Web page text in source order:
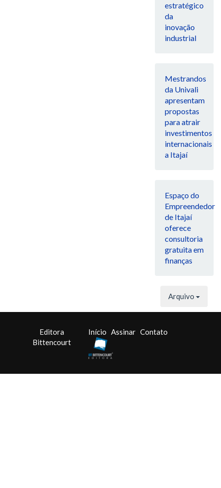
estratégico
da
inovação
industrial
Mestrandos
da Univali
apresentam
propostas
para atrair
investimentos
internacionais
a Itajaí
Espaço do
Empreendedor
de Itajaí
oferece
consultoria
gratuita em
finanças
Arquivo
Editora
Bittencourt
Início Assinar Contato